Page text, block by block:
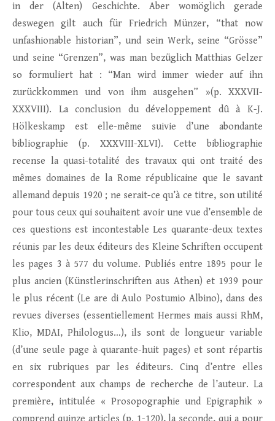
in der (Alten) Geschichte. Aber womöglich gerade
deswegen gilt auch für Friedrich Münzer, “that now
unfashionable historian”, und sein Werk, seine “Grösse”
und seine “Grenzen”, was man bezüglich Matthias Gelzer
so formuliert hat : “Man wird immer wieder auf ihn
zurückkommen und von ihm ausgehen” »(p. XXXVII-
XXXVIII). La conclusion du développement dû à K-J.
Hölkeskamp est elle-même suivie d’une abondante
bibliographie (p. XXXVIII-XLVI). Cette bibliographie
recense la quasi-totalité des travaux qui ont traité des
mêmes domaines de la Rome républicaine que le savant
allemand depuis 1920 ; ne serait-ce qu’à ce titre, son utilité
pour tous ceux qui souhaitent avoir une vue d’ensemble de
ces questions est incontestable Les quarante-deux textes
réunis par les deux éditeurs des Kleine Schriften occupent
les pages 3 à 577 du volume. Publiés entre 1895 pour le
plus ancien (Künstlerinschriften aus Athen) et 1939 pour
le plus récent (Le are di Aulo Postumio Albino), dans des
revues diverses (essentiellement Hermes mais aussi RhM,
Klio, MDAI, Philologus…), ils sont de longueur variable
(d’une seule page à quarante-huit pages) et sont répartis
en six rubriques par les éditeurs. Cinq d’entre elles
correspondent aux champs de recherche de l’auteur. La
première, intitulée « Prosopographie und Epigraphik »